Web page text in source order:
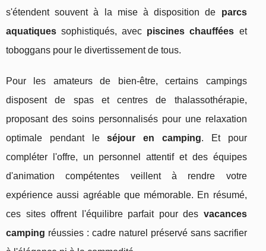
s'étendent souvent à la mise à disposition de parcs
aquatiques sophistiqués, avec piscines chauffées et
toboggans pour le divertissement de tous.
Pour les amateurs de bien-être, certains campings
disposent de spas et centres de thalassothérapie,
proposant des soins personnalisés pour une relaxation
optimale pendant leséjour en camping. Et pour
compléter l'offre, un personnel attentif et des équipes
d'animation compétentes veillent à rendre votre
expérience aussi agréable que mémorable. En résumé,
ces sites offrent l'équilibre parfait pour des vacances
camping réussies : cadre naturel préservé sans sacrifier